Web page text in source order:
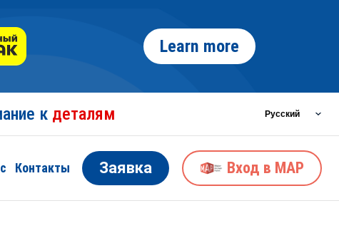
Learn more
к деталям
Контакты Заявка Вход в MAP